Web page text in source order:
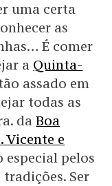
uma certa
as
É comer
a Quinta-
assado em
todas as
daBoa
Vicente e
especial pelos
Ser